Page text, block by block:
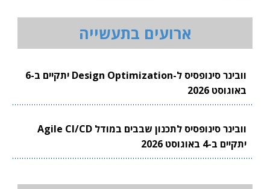
ארועים בתעשייה
וובינר סינופסיס ל-Design Optimization יתקיים ב-6
באוגוסט 2026
וובינר סינופסיס לתכנון שבבים במודל Agile CI/CD
יתקיים ב-4 באוגוסט 2026